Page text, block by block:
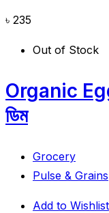
৳ 235
Out of Stock
Organic
ডিম
Grocery
Pulse & Grains
Add to Wishlist